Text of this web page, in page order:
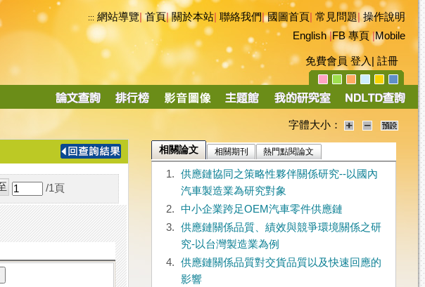
::: 網站導覽|首頁|關於本站 聯絡我們|國圖首頁 常見問題|操作說明
English|FB 專頁|Mobile
免費會員 登入 註冊
導
字體大小：
/1 頁
相關論文 相關期刊 熱門點閱論文
1.
供應鏈協同之策略性夥伴關係研究--以國內
汽車製造業為研究對象
2.
中小企業跨足OEM汽車零件供應鏈
3.
供應鏈關係品質、績效與競爭環境關係之研
究-以台灣製造業為例
4.
供應鏈關係品質對交貨品質以及快速回應的
影響